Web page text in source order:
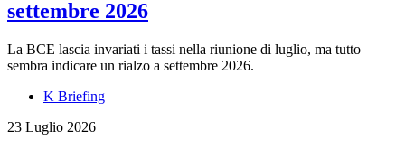
settembre 2026
La BCE lascia invariati i tassi nella riunione di luglio, ma tutto
sembra indicare un rialzo a settembre 2026.
K Briefing
23 Luglio 2026